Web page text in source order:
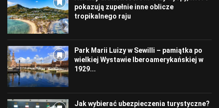
pokazują zupełnie inne oblicze
tropikalnego raju
Park Marii Luizy w Sewilli – pamiątka po
wielkiej Wystawie Iberoamerykańskiej w
1929...
Jak wybierać ubezpieczenia turystyczne?